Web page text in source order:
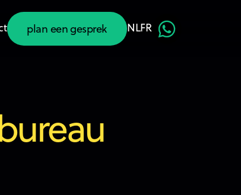
plan een gesprek
plan een gesprek
NLFR